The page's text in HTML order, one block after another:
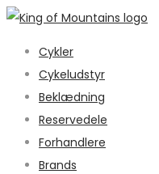
Cykler
Cykeludstyr
Beklædning
Reservedele
Forhandlere
Brands